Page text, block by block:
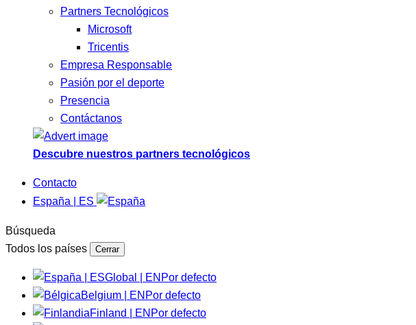
Partners Tecnológicos
Microsoft
Tricentis
Empresa Responsable
Pasión por el deporte
Presencia
Contáctanos
Descubre nuestros partners tecnológicos
Contacto
España | ES
Búsqueda
Todos los países
Cerrar
Global | EN Por defecto
Belgium | EN Por defecto
Finland | EN Por defecto